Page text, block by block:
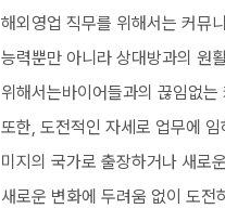
해외영업 직무를 위해서는 커뮤
능력뿐만 아니라 상대방과의 원
위해서는바이어들과의 끊임없
또한, 도전적인 자세로 업무에
미지의 국가로 출장하거나 새로
새로운 변화에 두려움 없이 도전